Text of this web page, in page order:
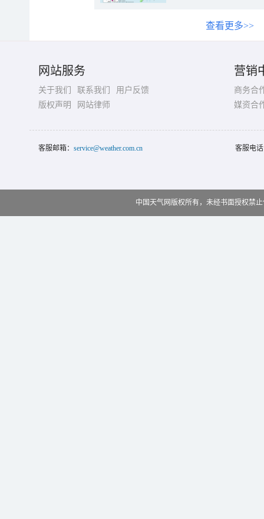
查看更多>>
网站服务
关于我们 联系我们
用户反馈
版权声明
网站律师
营销
商务合
媒资合
客服邮箱： service@weather.com.cn 客服电
中国天气网版权所有，未经书面授权